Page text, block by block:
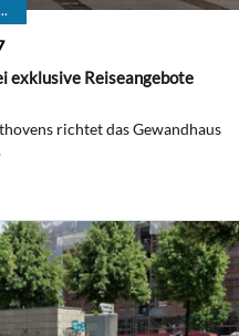
exklusive Reiseangebote
richtet das Gewandhaus